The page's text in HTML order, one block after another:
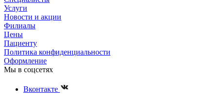
Услуги
Новости и акции
Филиалы
Цены
Пациенту
Политика конфиденциальности
Оформление
Мы в соцсетях
Вконтакте